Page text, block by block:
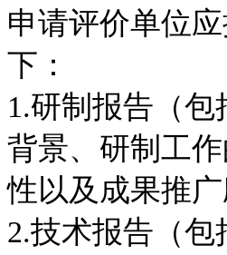
申请评价单位
下：
1.研制报告（
背景、研制工
性以及成果推
2.技术报告（